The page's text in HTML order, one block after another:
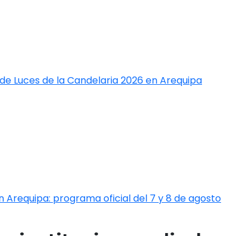
Luces de la Candelaria 2026 en Arequipa
Arequipa: programa oficial del 7 y 8 de agosto